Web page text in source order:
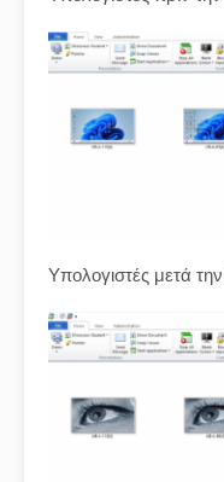
Υπολογιστές μετά